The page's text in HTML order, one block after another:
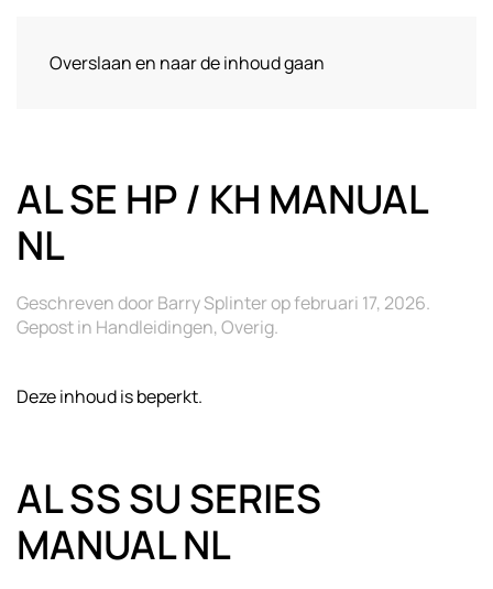
Overslaan en naar de inhoud gaan
AL SE HP / KH MANUAL
NL
Geschreven door Barry Splinteropfebruari 17, 2026.
Gepost in Handleidingen,Overig.
Deze inhoud is beperkt.
AL SS SU SERIES
MANUAL NL